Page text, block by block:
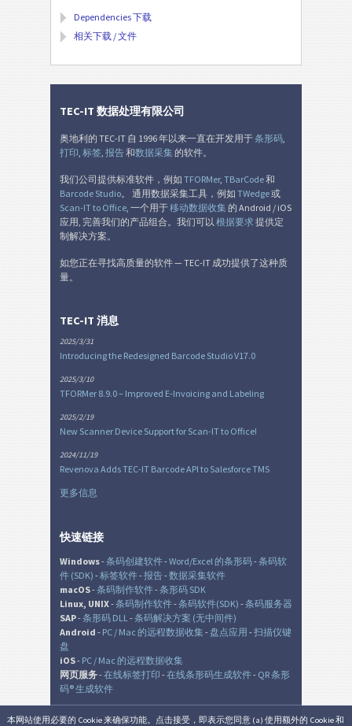
本网站使用必要的 Cookie 来确保功能。点击接受，即表示您同意 (a) 使用额外的 Cookie 和
Dependencies 下载
相关下载 / 文件
TEC-IT 数据处理有限公司
奥地利的 TEC-IT 自 1996 年以来一直在开发用于条形码
打印 标签 报告和数据采集的软件。
我们公司提供标准软件，例如 TFORMer, TBarCode和
Barcode Studio。 通用数据采集工具，例如 TWedge或
Scan-IT to Office , 一个用于移动数据收集的 Android / iOS
应用, 完善我们的产品组合。我们可以 根据要求 提供定
制解决方案。
如您正在寻找高质量的软件 — TEC-IT 成功提供了这种质
量。
TEC-IT 消息
2025/3/31
Introducing the Redesigned Barcode Studio V17.0
2025/3/10
TFORMer 8.9.0 – Improved E-Invoicing and Labeling
2025/2/19
New Scanner Device Support for Scan-IT to Office!
2024/11/19
Revenova Adds TEC-IT Barcode API to Salesforce TMS
更多信息
快速链接
Windows-条码创建软件-Word/Excel 的条形码-条码软
件 (SDK) -标签软件-报告-数据采集软件
macOS-条码制作软件-条形码 SDK
Linux, UNIX-条码制作软件-条码软件(SDK) -条码服务器
SAP-条形码 DLL -条码解决方案 (无中间件)
Android - PC / Mac 的远程数据收集- 盘点应用 -扫描仪键
盘
iOS- PC / Mac 的远程数据收集
网页服务-在线标签打印 -在线条形码生成软件- QR 条形
码® 生成软件